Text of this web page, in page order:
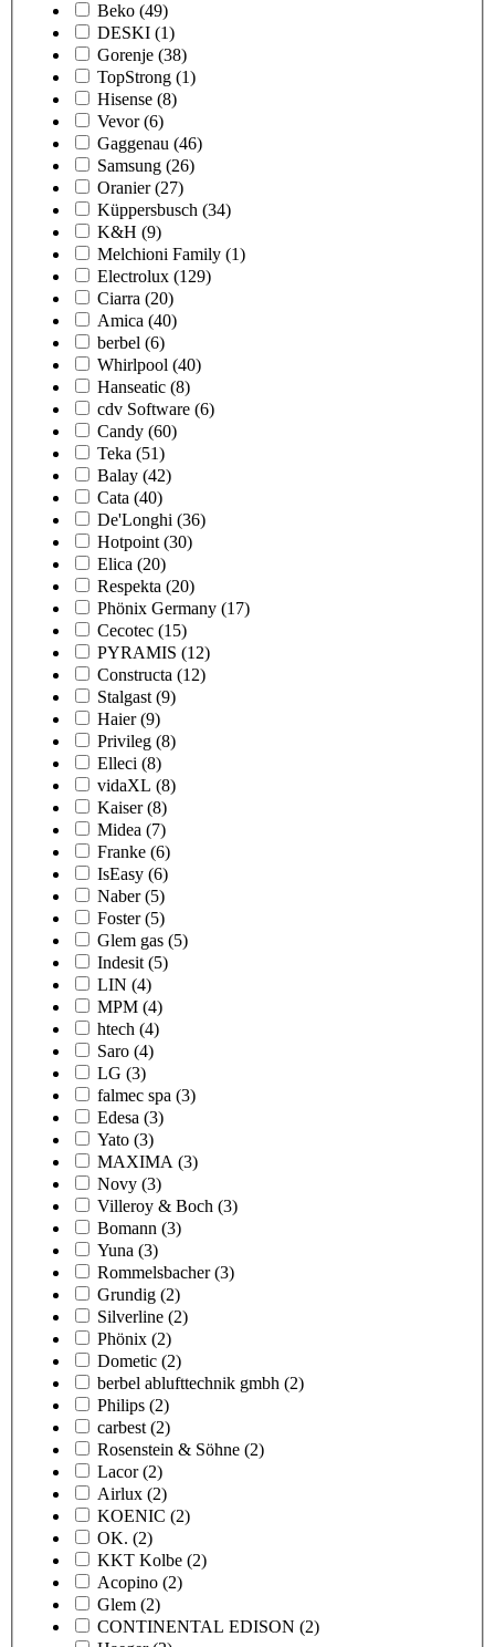
Beko (49)
DESKI (1)
Gorenje (38)
TopStrong (1)
Hisense (8)
Vevor (6)
Gaggenau (46)
Samsung (26)
Oranier (27)
Küppersbusch (34)
K&H (9)
Melchioni Family (1)
Electrolux (129)
Ciarra (20)
Amica (40)
berbel (6)
Whirlpool (40)
Hanseatic (8)
cdv Software (6)
Candy (60)
Teka (51)
Balay (42)
Cata (40)
De'Longhi (36)
Hotpoint (30)
Elica (20)
Respekta (20)
Phönix Germany (17)
Cecotec (15)
PYRAMIS (12)
Constructa (12)
Stalgast (9)
Haier (9)
Privileg (8)
Elleci (8)
vidaXL (8)
Kaiser (8)
Midea (7)
Franke (6)
IsEasy (6)
Naber (5)
Foster (5)
Glem gas (5)
Indesit (5)
LIN (4)
MPM (4)
htech (4)
Saro (4)
LG (3)
falmec spa (3)
Edesa (3)
Yato (3)
MAXIMA (3)
Novy (3)
Villeroy & Boch (3)
Bomann (3)
Yuna (3)
Rommelsbacher (3)
Grundig (2)
Silverline (2)
Phönix (2)
Dometic (2)
berbel ablufttechnik gmbh (2)
Philips (2)
carbest (2)
Rosenstein & Söhne (2)
Lacor (2)
Airlux (2)
KOENIC (2)
OK. (2)
KKT Kolbe (2)
Acopino (2)
Glem (2)
CONTINENTAL EDISON (2)